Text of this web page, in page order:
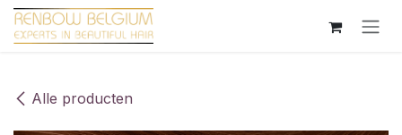
Overslaan naar inhoud
Alle producten